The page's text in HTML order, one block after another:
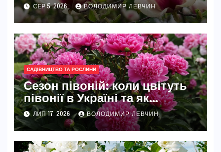
СЕР 5, 2026 ВОЛОДИМИР ЛЕВЧИН
САДІВНИЦТВО ТА РОСЛИНИ
Сезон півоній: коли цвітуть
півонії в Україні та як
розкрити їхню повну красу
ЛИП 17, 2026 ВОЛОДИМИР ЛЕВЧИН